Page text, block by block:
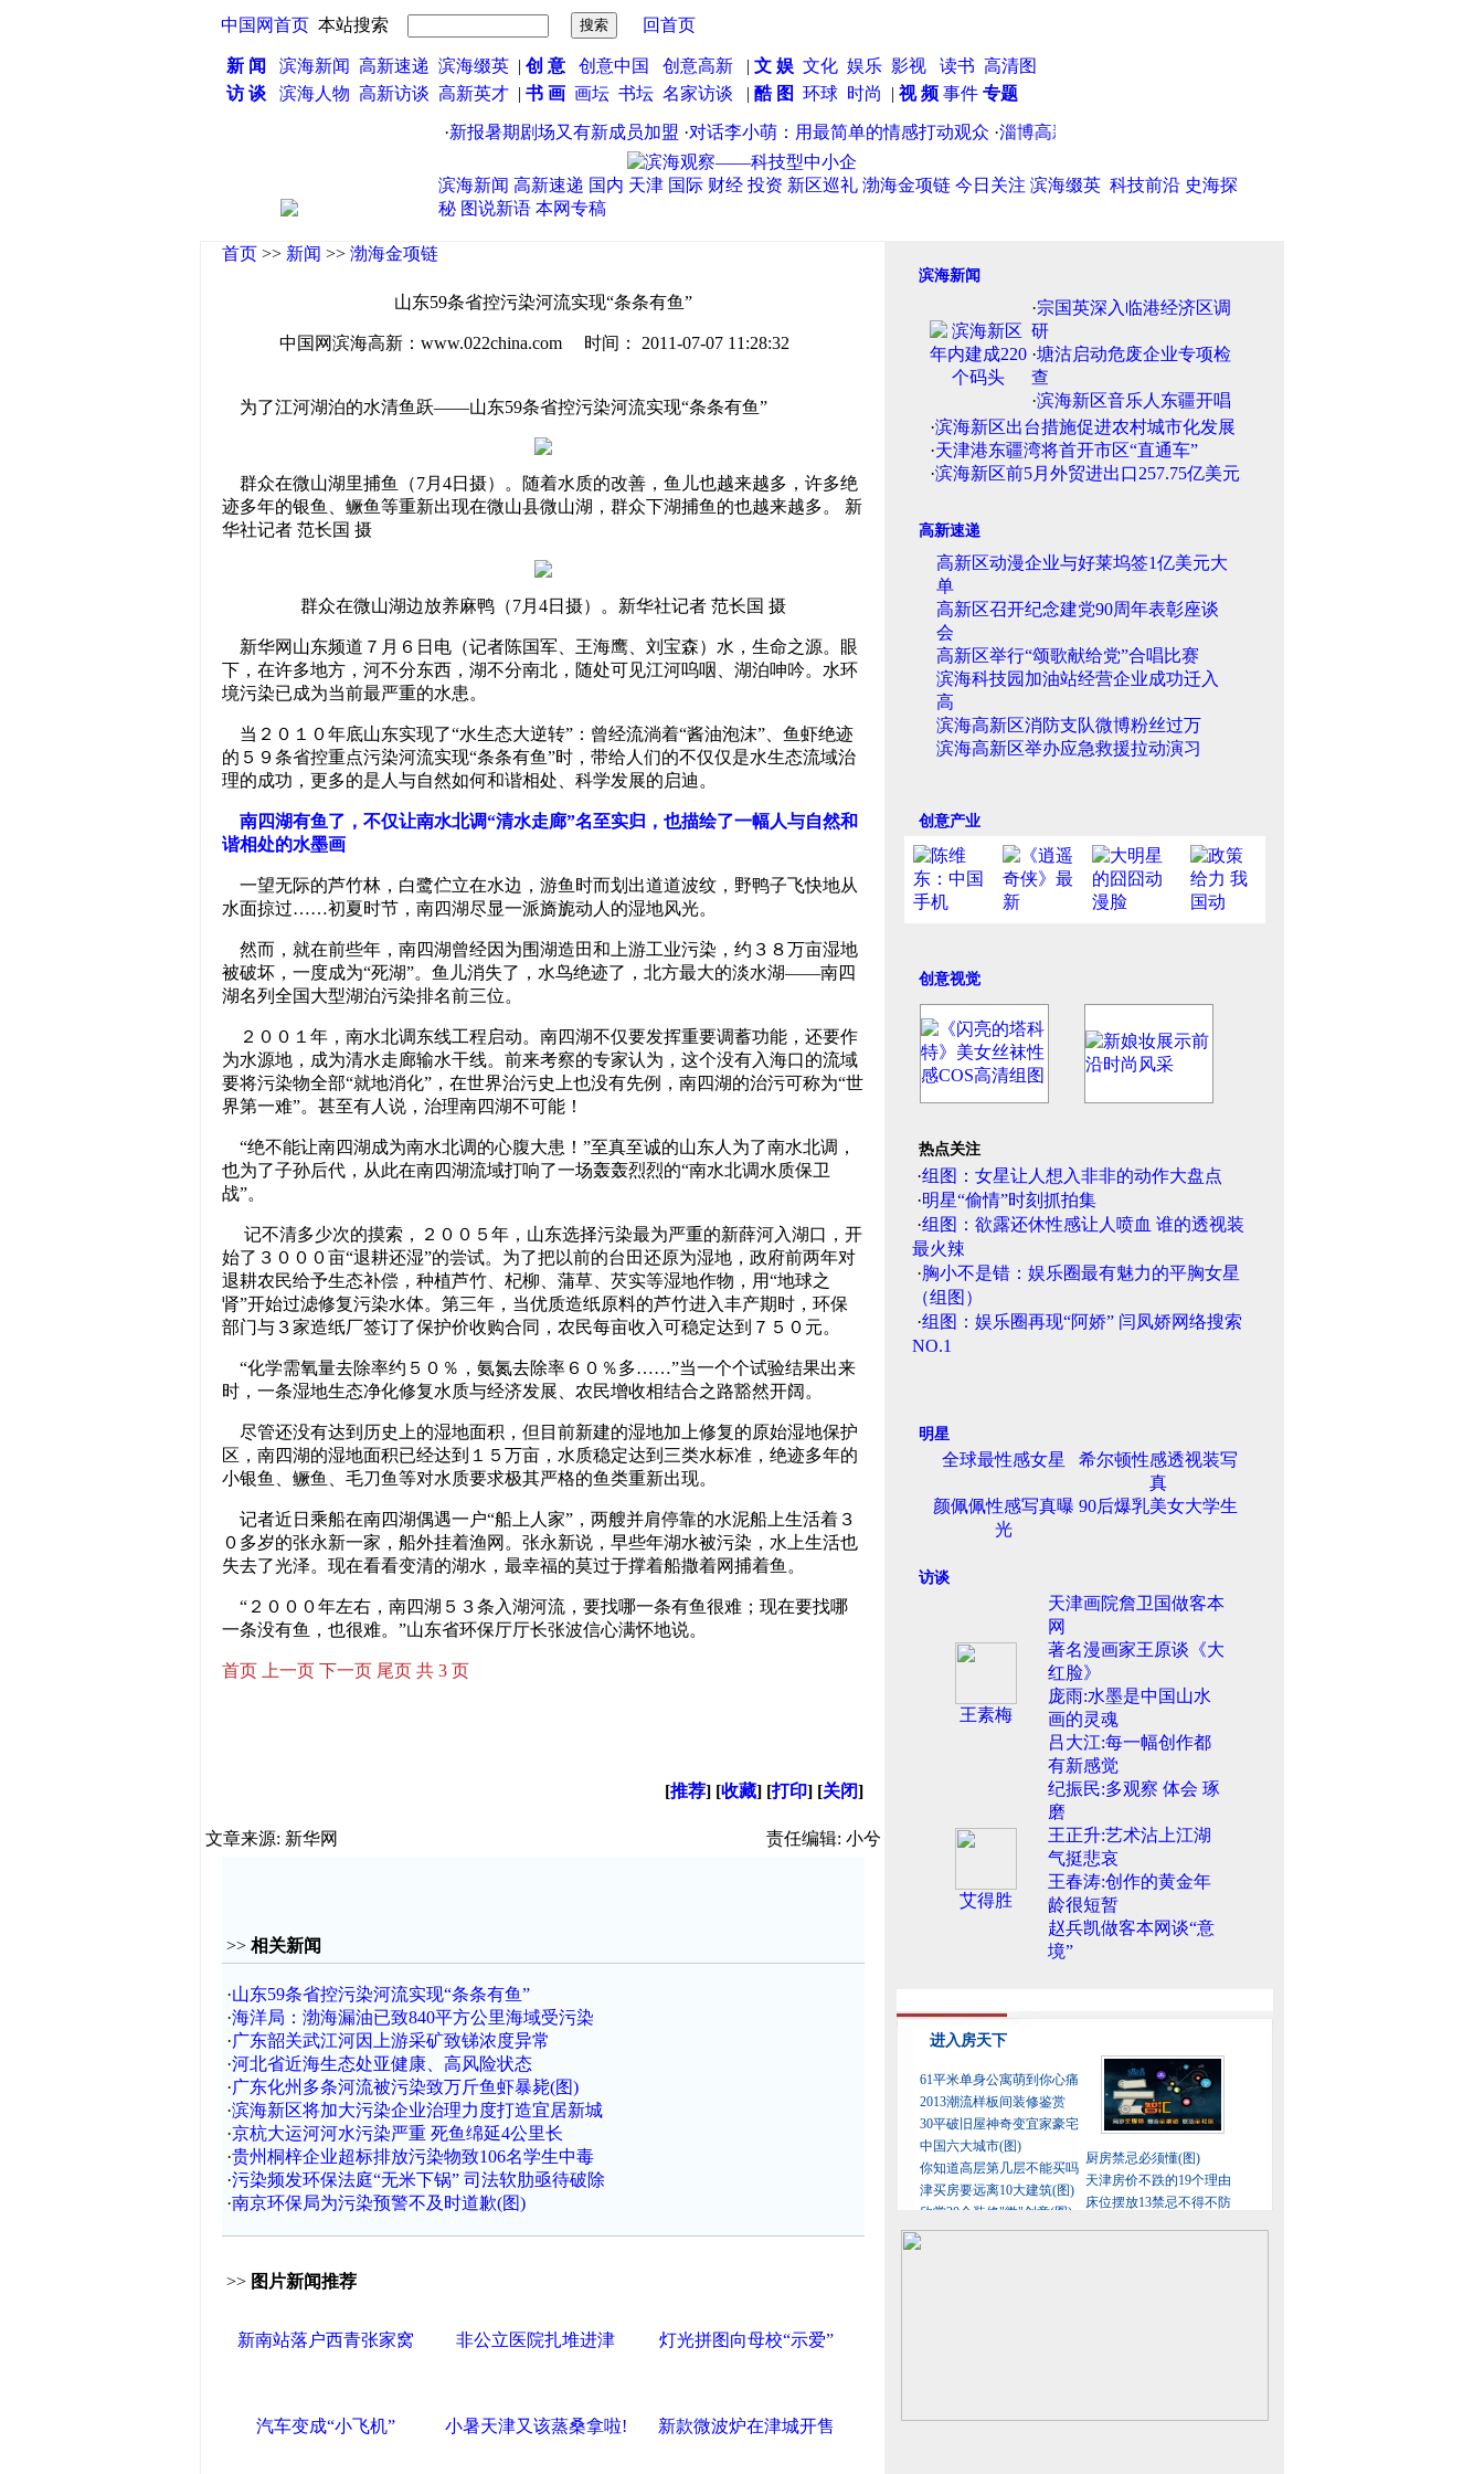
中国网首页 本站搜索 回首页
新 闻 滨海新闻 高新速递 滨海缀英| 创 意 创意中国 创意高新 | 文 娱 文化 娱乐 影视 读书 高清图
访 谈
滨海人物 高新访谈 高新英才 | 书 画 画坛 书坛 名家访谈 | 酷 图 环球 时尚 | 视 频事件 专题
新报暑期剧场又有新成员加盟·对话李小萌：用最简单的情感打动观众·淄博高新区贯彻落实全市政法系统"六小警务"会议精神
滨海新闻 高新速递 国内 天津 国际 财经 投资 新区巡礼 渤海金项链 今日关注 滨海缀英 科技前沿 史海探
秘 图说新语 本网专稿
首页 >> 新闻 >> 渤海金项链
山东59条省控污染河流实现“条条有鱼”
中国网滨海高新：www.022china.com 时间： 2011-07-07 11:28:32
为了江河湖泊的水清鱼跃——山东59条省控污染河流实现“条条有鱼”
群众在微山湖里捕鱼（7月4日摄）。随着水质的改善，鱼儿也越来越多，许多绝
迹多年的银鱼、鳜鱼等重新出现在微山县微山湖，群众下湖捕鱼的也越来越多。 新
华社记者 范长国 摄
群众在微山湖边放养麻鸭（7月4日摄）。新华社记者 范长国 摄
新华网山东频道７月６日电（记者陈国军、王海鹰、刘宝森）水，生命之源。眼
下，在许多地方，河不分东西，湖不分南北，随处可见江河呜咽、湖泊呻吟。水环
境污染已成为当前最严重的水患。
当２０１０年底山东实现了“水生态大逆转”：曾经流淌着“酱油泡沫”、鱼虾绝迹
的５９条省控重点污染河流实现“条条有鱼”时，带给人们的不仅仅是水生态流域治
理的成功，更多的是人与自然如何和谐相处、科学发展的启迪。
南四湖有鱼了，不仅让南水北调“清水走廊”名至实归，也描绘了一幅人与自然和
谐相处的水墨画
一望无际的芦竹林，白鹭伫立在水边，游鱼时而划出道道波纹，野鸭子飞快地从
水面掠过……初夏时节，南四湖尽显一派旖旎动人的湿地风光。
然而，就在前些年，南四湖曾经因为围湖造田和上游工业污染，约３８万亩湿地
被破坏，一度成为“死湖”。鱼儿消失了，水鸟绝迹了，北方最大的淡水湖——南四
湖名列全国大型湖泊污染排名前三位。
２００１年，南水北调东线工程启动。南四湖不仅要发挥重要调蓄功能，还要作
为水源地，成为清水走廊输水干线。前来考察的专家认为，这个没有入海口的流域
要将污染物全部“就地消化”，在世界治污史上也没有先例，南四湖的治污可称为“世
界第一难”。甚至有人说，治理南四湖不可能！
“绝不能让南四湖成为南水北调的心腹大患！”至真至诚的山东人为了南水北调，
也为了子孙后代，从此在南四湖流域打响了一场轰轰烈烈的“南水北调水质保卫
战”。
记不清多少次的摸索，２００５年，山东选择污染最为严重的新薛河入湖口，开
始了３０００亩“退耕还湿”的尝试。为了把以前的台田还原为湿地，政府前两年对
退耕农民给予生态补偿，种植芦竹、杞柳、蒲草、芡实等湿地作物，用“地球之
肾”开始过滤修复污染水体。第三年，当优质造纸原料的芦竹进入丰产期时，环保
部门与３家造纸厂签订了保护价收购合同，农民每亩收入可稳定达到７５０元。
“化学需氧量去除率约５０％，氨氮去除率６０％多……”当一个个试验结果出来
时，一条湿地生态净化修复水质与经济发展、农民增收相结合之路豁然开阔。
尽管还没有达到历史上的湿地面积，但目前新建的湿地加上修复的原始湿地保护
区，南四湖的湿地面积已经达到１５万亩，水质稳定达到三类水标准，绝迹多年的
小银鱼、鳜鱼、毛刀鱼等对水质要求极其严格的鱼类重新出现。
记者近日乘船在南四湖偶遇一户“船上人家”，两艘并肩停靠的水泥船上生活着３
０多岁的张永新一家，船外挂着渔网。张永新说，早些年湖水被污染，水上生活也
失去了光泽。现在看看变清的湖水，最幸福的莫过于撑着船撒着网捕着鱼。
“２０００年左右，南四湖５３条入湖河流，要找哪一条有鱼很难；现在要找哪
一条没有鱼，也很难。”山东省环保厅厅长张波信心满怀地说。
首页 上一页 下一页 尾页 共 3 页
[推荐] [收藏] [打印] [关闭]
文章来源: 新华网 责任编辑: 小兮
>> 相关新闻
·山东59条省控污染河流实现“条条有鱼”
·海洋局：渤海漏油已致840平方公里海域受污染
·广东韶关武江河因上游采矿致锑浓度异常
·河北省近海生态处亚健康、高风险状态
·广东化州多条河流被污染致万斤鱼虾暴毙(图)
·滨海新区将加大污染企业治理力度打造宜居新城
·京杭大运河河水污染严重 死鱼绵延4公里长
·贵州桐梓企业超标排放污染物致106名学生中毒
·污染频发环保法庭“无米下锅” 司法软肋亟待破除
·南京环保局为污染预警不及时道歉(图)
>> 图片新闻推荐
新南站落户西青张家窝 非公立医院扎堆进津 灯光拼图向母校“示爱”
汽车变成“小飞机” 小暑天津又该蒸桑拿啦! 新款微波炉在津城开售
滨海新闻
·宗国英深入临港经济区调
研
·塘沽启动危废企业专项检
查
·滨海新区音乐人东疆开唱
·滨海新区出台措施促进农村城市化发展
·天津港东疆湾将首开市区“直通车”
·滨海新区前5月外贸进出口257.75亿美元
高新速递
高新区动漫企业与好莱坞签1亿美元大
单
高新区召开纪念建党90周年表彰座谈
会
高新区举行“颂歌献给党”合唱比赛
滨海科技园加油站经营企业成功迁入
高
滨海高新区消防支队微博粉丝过万
滨海高新区举办应急救援拉动演习
创意产业
创意视觉
热点关注
·组图：女星让人想入非非的动作大盘点
·明星“偷情”时刻抓拍集
·组图：欲露还休性感让人喷血 谁的透视装
最火辣
·胸小不是错：娱乐圈最有魅力的平胸女星
（组图）
·组图：娱乐圈再现“阿娇” 闫凤娇网络搜索
NO.1
明星
全球最性感女星
希尔顿性感透视装写
真
颜佩佩性感写真曝
光
90后爆乳美女大学生
访谈
王素梅
天津画院詹卫国做客本
网
著名漫画家王原谈《大
红脸》
庞雨:水墨是中国山水
画的灵魂
吕大江:每一幅创作都
有新感觉
艾得胜
纪振民:多观察 体会 琢
磨
王正升:艺术沾上江湖
气挺悲哀
王春涛:创作的黄金年
龄很短暂
赵兵凯做客本网谈“意
境”